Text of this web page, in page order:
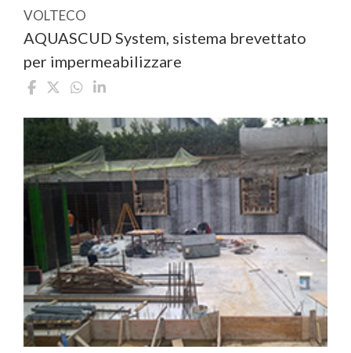
VOLTECO
AQUASCUD System, sistema brevettato
per impermeabilizzare